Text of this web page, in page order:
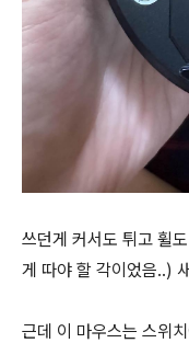
쓰던게 커서도 튀고 휠
게 따야 할 각이었음..)
근데 이 마우스는 스위